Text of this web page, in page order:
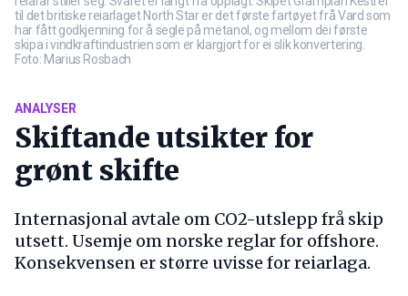
til det britiske reiarlaget North Star er det første fartøyet frå Vard som
har fått godkjenning for å segle på metanol, og mellom dei første
skipa i vindkraftindustrien som er klargjort for ei slik konvertering.
Foto: Marius Rosbach
ANALYSER
Skiftande utsikter for
grønt skifte
Internasjonal avtale om CO2-utslepp frå skip
utsett. Usemje om norske reglar for offshore.
Konsekvensen er større uvisse for reiarlaga.